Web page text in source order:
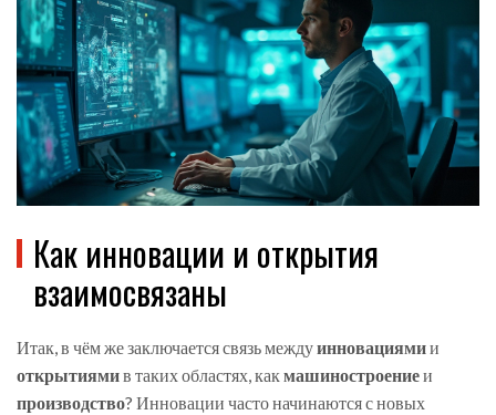
Как инновации и открытия
взаимосвязаны
Итак, в чём же заключается связь междуинновациямии
открытиямив таких областях, какмашиностроениеи
производство? Инновации часто начинаются с новых